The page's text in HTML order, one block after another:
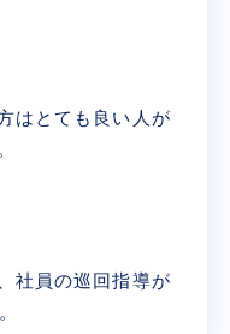
はとても良い人が
社員の巡回指導が